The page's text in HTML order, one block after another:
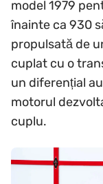
model 1979
înainte ca 930
propulsată de
cuplat cu o
un diferențial
motorul
cuplu.